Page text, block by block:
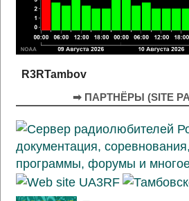
R3RTambov
➡ ПАРТНЁРЫ (SITE